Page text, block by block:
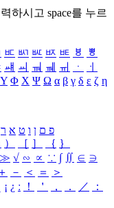
하시고 space를 누르
ㅳ ㅴ ㅵ ㅶ ㅷ ㅸ
ㅹ
ㆈ ㆉ ㆊ ㆋ ㆌ ㆍ
ㆎ
Υ Φ Χ Ψ Ω α β γ δ ε ζ η
פ ם ן ו ט א ר
） ［ ］ ｛ ｝
≫ √ ∽ ∝ ∵ ∫ ∬ ∈ ∋
－ ＜ ＝
＞
¡ ¿ ː ！ ＇ ， ． ／
：